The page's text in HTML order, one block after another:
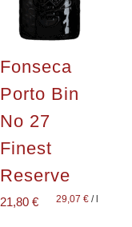
Fonseca
Porto Bin
No 27
Finest
Reserve
21,80€ 29,07 €/l